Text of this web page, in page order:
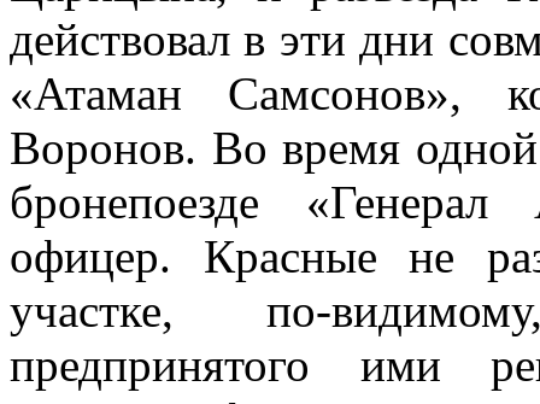
действовал в эти дни
«Атаман Самсонов»,
Воронов. Во время
бронепоезде
офицер. Красные не
участке, по-
предпринятого ими